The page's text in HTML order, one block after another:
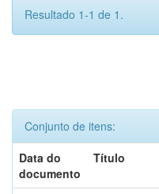
Resultado 1-1 de 1.
Conjunto de itens:
Data do
documento
Título